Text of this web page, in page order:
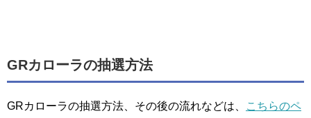
GRカローラの抽選方法
GRカローラの抽選方法、その後の流れなどは、
こちらのペ